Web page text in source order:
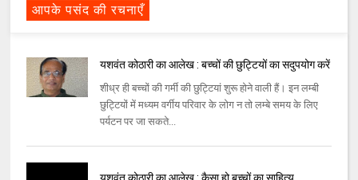
आपके पसंद की रचनाएँ
यशवंत कोठारी का आलेख : बच्चों की छुट्टियों का सदुपयोग करें
शीध्र ही बच्चों की गर्मी की छुट्टियां शुरू होने वाली हैं। इन लम्बी
छुट्टियों में मध्यम वर्गीय परिवार के लोग न तो लम्बे समय के लिए
पर्यटन पर जा सकते...